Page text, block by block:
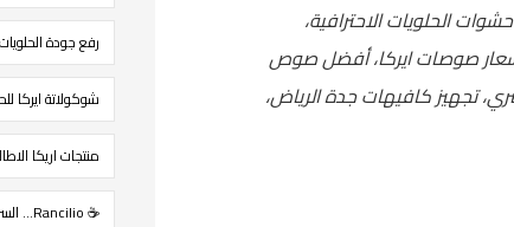
الحلويات الاحترافية،
صوصات ايركا، أفضل صوص
تجهيز كافيهات جدة الرياض،
رفع جودة
شوكولاتة ايركا
منتجات اريكا
☕ Rancilio… السر وراء نكهة القهوة المثالية في أشهر المقاهي